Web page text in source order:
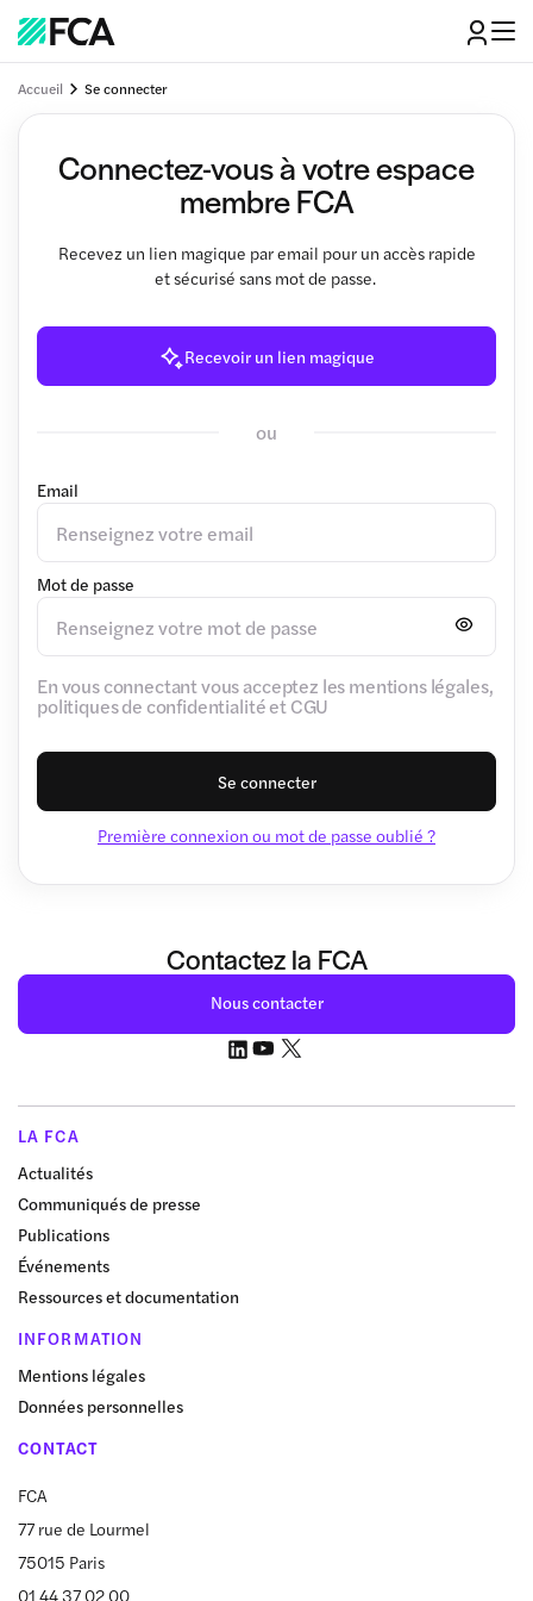
Accueil Se connecter
Connectez-vous à votre espace
membre FCA
Recevez un lien magique par email pour un accès rapide
et sécurisé sans mot de passe.
Recevoir un lien magique
ou
Email
Mot de passe
En vous connectant vous acceptez les mentions légales,
politiques de confidentialité et CGU
Se connecter
Première connexion ou mot de passe oublié ?
Contactez la FCA
Nous contacter
LA FCA
Actualités
Communiqués de presse
Publications
Événements
Ressources et documentation
INFORMATION
Mentions légales
Données personnelles
CONTACT
FCA
77 rue de Lourmel
75015 Paris
01 44 37 02 00